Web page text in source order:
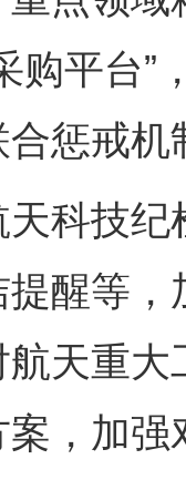
购平台
惩戒
技纪
醒等
天重
，加